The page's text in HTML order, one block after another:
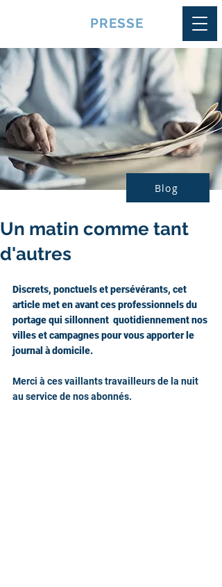
PRESSE
Blog
Un matin comme tant
d'autres
Discrets, ponctuels et persévérants, cet
article met en avant ces professionnels du
portage qui sillonnent  quotidiennement nos
villes et campagnes pour vous apporter le
journal à domicile.
Merci à ces vaillants travailleurs de la nuit
au service de nos abonnés.